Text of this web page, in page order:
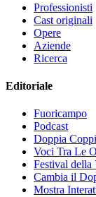
Professionisti
Cast originali
Opere
Aziende
Ricerca
Editoriale
Fuoricampo
Podcast
Doppia
Voci Tra Le
Festival della
Cambia il
Mostra